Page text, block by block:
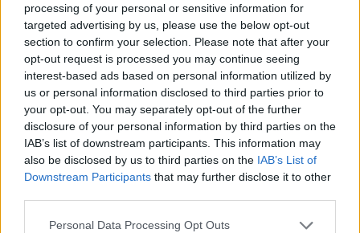
processing of your personal or sensitive information for
targeted advertising by us, please use the below opt-out
section to confirm your selection. Please note that after your
opt-out request is processed you may continue seeing
interest-based ads based on personal information utilized by
us or personal information disclosed to third parties prior to
your opt-out. You may separately opt-out of the further
disclosure of your personal information by third parties on the
IAB’s list of downstream participants. This information may
also be disclosed by us to third parties on the IAB’s List of
Downstream Participants that may further disclose it to other
Personal Data Processing Opt Outs
Άγριος θάνατος για διεθνή ποδοσφαιριστή στην Ουγκάντα:
Τον ξυλοκόπησαν με πλάκες πεζοδρομίου για να του πάρουν
κινητό και χρήματα
7 Αυγούστου, 2026
Υεμένη: 58 στρατιωτικοί νεκροί σε επιθέσεις των Χούθι –
Τραυματίες 11 άμαχοι στη Σαουδική Αραβία
7 Αυγούστου, 2026
Λέσβο που κατηγορείται για τη δολοφονία στην Κυψέλη